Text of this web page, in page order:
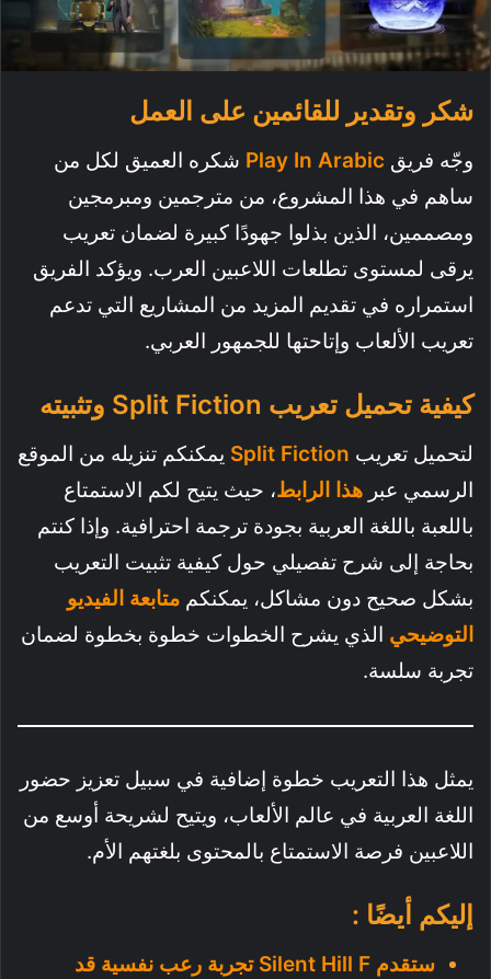
شكر وتقدير للقائمين على العمل
وجّه فريق Play In Arabic شكره العميق لكل من
ساهم في هذا المشروع، من مترجمين ومبرمجين
ومصممين، الذين بذلوا جهودًا كبيرة لضمان تعريب
يرقى لمستوى تطلعات اللاعبين العرب. ويؤكد الفريق
استمراره في تقديم المزيد من المشاريع التي تدعم
تعريب الألعاب وإتاحتها للجمهور العربي.
كيفية تحميل تعريب Split Fiction وتثبيته
لتحميل تعريب Split Fiction يمكنكم تنزيله من الموقع
الرسمي عبر هذا الرابط، حيث يتيح لكم الاستمتاع
باللعبة باللغة العربية بجودة ترجمة احترافية. وإذا كنتم
بحاجة إلى شرح تفصيلي حول كيفية تثبيت التعريب
بشكل صحيح دون مشاكل، يمكنكم متابعة الفيديو
التوضيحي الذي يشرح الخطوات خطوة بخطوة لضمان
تجربة سلسة.
يمثل هذا التعريب خطوة إضافية في سبيل تعزيز حضور
اللغة العربية في عالم الألعاب، ويتيح لشريحة أوسع من
اللاعبين فرصة الاستمتاع بالمحتوى بلغتهم الأم.
إليكم أيضًا :
ستقدم Silent Hill F تجربة رعب نفسية قد